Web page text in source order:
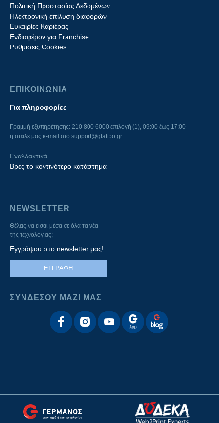
Πολιτική Προστασίας Δεδομένων
Ηλεκτρονική επίλυση διαφορών
Ευκαιρίες Καριέρας
Ενδιαφέρον για Franchise
Ρυθμίσεις Cookies
ΕΠΙΚΟΙΝΩΝΙΑ
Για πληροφορίες
Γραμμή εξυπηρέτησης: 210 800 6000 επιλογή (1), 09:00 έως 17:00
ή στείλε μας e-mail στο support@gtattoo.gr
Εναλλακτικά
Βρες το κοντινότερο κατάστημα
NEWSLETTER
Θέλεις να είσαι μέσα σε όλα τα νέα
της τεχνολογίας;
Εγγράψου στο newsletter μας!
ΕΓΓΡΑΦΗ
ΣΥΝΔΕΣΟΥ ΜΑΖΙ ΜΑΣ